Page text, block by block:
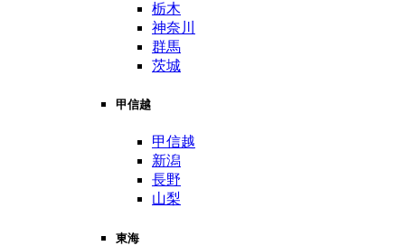
栃木
神奈川
群馬
茨城
甲信越
甲信越
新潟
長野
山梨
東海